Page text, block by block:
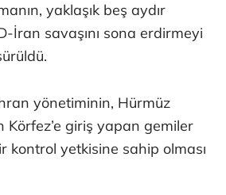
yaklaşık beş aydır
İran savaşını sona erdirmeyi
yönetiminin, Hürmüz
Körfez’e giriş yapan gemiler
kontrol yetkisine sahip olması